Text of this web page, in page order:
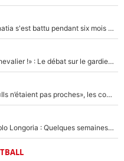
Départ de Roberto De Zerbi - Medhi Benatia s'est battu pendant six mois pour le retenir à l'OM, le PSG a été le naufrage de trop : «Je pars avec toi»
«Admets que tu t'es trompé sur Lucas Chevalier !» : Le débat sur le gardien du PSG vire au clash à l'After Foot
Zinédine Zidane et Didier Deschamps : «Ils n’étaient pas proches», les confidences d’un membre de l’équipe de France 1998 sur leur relation spéciale
Medhi Benatia s'est «senti trahi» par Pablo Longoria : Quelques semaines après son départ, l'ancien directeur de football de l'OM règle ses comptes